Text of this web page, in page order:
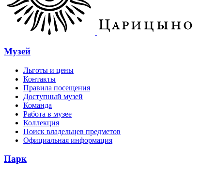
Музей
Льготы и цены
Контакты
Правила посещения
Доступный музей
Команда
Работа в музее
Коллекция
Поиск владельцев предметов
Официальная информация
Парк